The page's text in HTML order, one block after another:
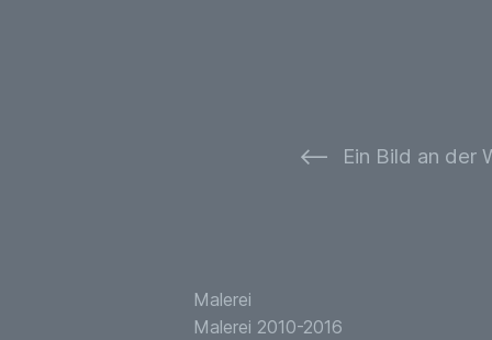
⟵ Ein Bild an der
Malerei
Malerei 2010-2016